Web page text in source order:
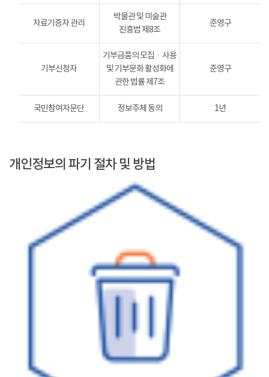
자료기증자 관리
박물관 및 미술관
진흥법 제8조
준영구
기부신청자
기부금품의 모집ㆍ사용
및 기부문화 활성화에
관한 법률 제7조
준영구
국민참여자문단 정보주체 동의 1년
개인정보의 파기 절차 및 방법